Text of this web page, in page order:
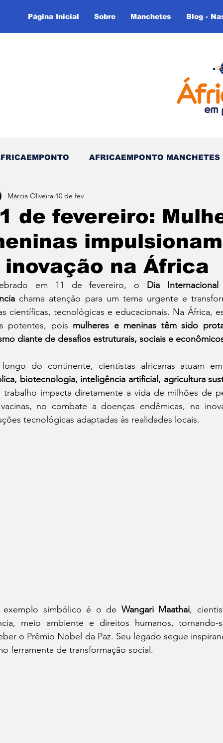
Página Inicial Sobre Manchetes Blog -
AFRICAEMPONTO MANCHETES
do Tempo - (Blog)
de fevereiro:
inovação na África
Márcia Oliveira 10 de fev.
em 11 de fevereiro, o Dia
chama atenção para um tema urgente e
científicas, tecnológicas e educacionais. Na África,
potentes, pois mulheres e meninas têm sido
diante de desafios estruturais, sociais e
do continente, cientistas africanas atuam
biotecnologia, inteligência artificial, agricultura
trabalho impacta diretamente a vida de milhões de
no combate a doenças endêmicas, na
tecnológicas adaptadas às realidades locais.
exemplo simbólico é o de Wangari Maathai,
meio ambiente e direitos humanos,
o Prêmio Nobel da Paz. Seu legado segue
ferramenta de transformação social.